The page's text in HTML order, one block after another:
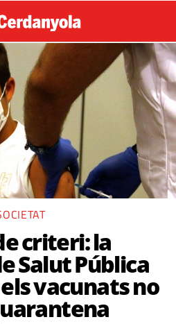
criteri: la
Salut Pública
vacunats no